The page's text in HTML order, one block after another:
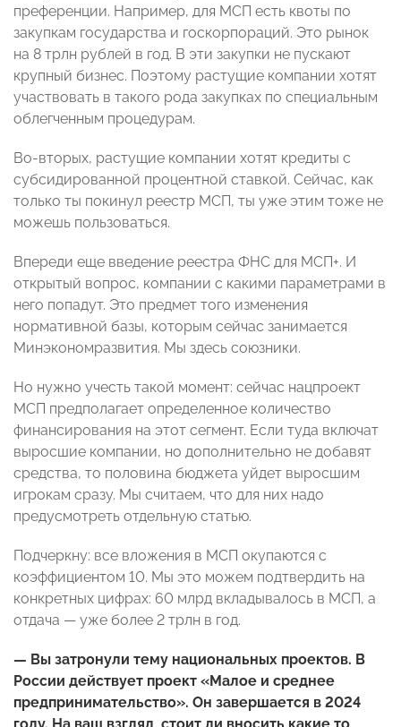
преференции. Например, для МСП есть квоты по
закупкам государства и госкорпораций. Это рынок
на 8 трлн рублей в год. В эти закупки не пускают
крупный бизнес. Поэтому растущие компании хотят
участвовать в такого рода закупках по специальным
облегченным процедурам.
Во-вторых, растущие компании хотят кредиты с
субсидированной процентной ставкой. Сейчас, как
только ты покинул реестр МСП, ты уже этим тоже не
можешь пользоваться.
Впереди еще введение реестра ФНС для МСП+. И
открытый вопрос, компании с какими параметрами в
него попадут. Это предмет того изменения
нормативной базы, которым сейчас занимается
Минэкономразвития. Мы здесь союзники.
Но нужно учесть такой момент: сейчас нацпроект
МСП предполагает определенное количество
финансирования на этот сегмент. Если туда включат
выросшие компании, но дополнительно не добавят
средства, то половина бюджета уйдет выросшим
игрокам сразу. Мы считаем, что для них надо
предусмотреть отдельную статью.
Подчеркну: все вложения в МСП окупаются с
коэффициентом 10. Мы это можем подтвердить на
конкретных цифрах: 60 млрд вкладывалось в МСП, а
отдача — уже более 2 трлн в год.
— Вы затронули тему национальных проектов. В
России действует проект «Малое и среднее
предпринимательство». Он завершается в 2024